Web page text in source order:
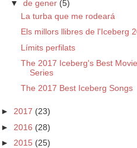
▼de gener (5)
La turba que me rodeará
Els millors llibres de l'Iceberg
Límits perfilats
The 2017 Iceberg's Best
Series
The 2017 Best Iceberg Songs
► 2017 (23)
► 2016 (28)
► 2015 (25)